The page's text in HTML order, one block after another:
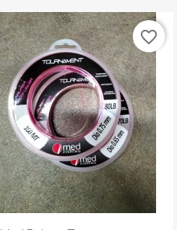
favorite_border